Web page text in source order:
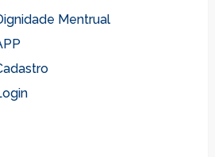
Mentrual